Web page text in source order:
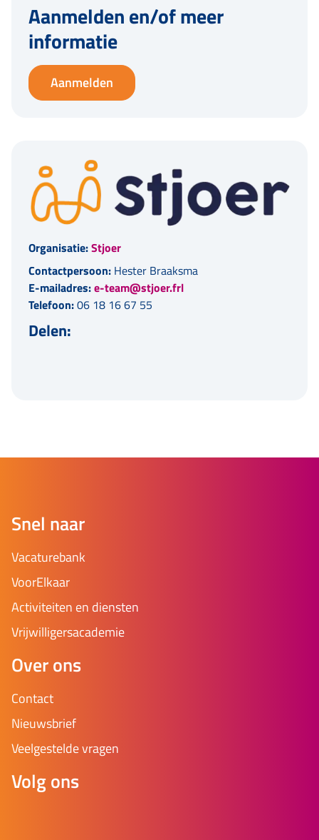
Aanmelden en/of meer
informatie
Aanmelden
Organisatie:Stjoer
Contactpersoon: Hester Braaksma
E-mailadres:e-team@stjoer.frl
Telefoon:06 18 16 67 55
Delen:
Snel naar
Vacaturebank
VoorElkaar
Activiteiten en diensten
Vrijwilligersacademie
Over ons
Contact
Nieuwsbrief
Veelgestelde vragen
Volg ons